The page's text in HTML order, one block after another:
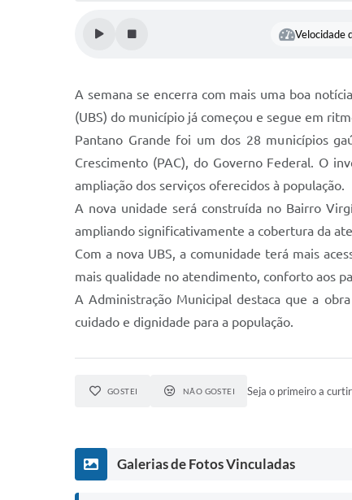
Velocidade
A semana se encerra com mais uma boa
(UBS) do município já começou e segue em
Pantano Grande foi um dos 28 municípios
Crescimento (PAC), do Governo Federal. O
ampliação dos serviços oferecidos à população.
A nova unidade será construída no Bairro
ampliando significativamente a cobertura da
Com a nova UBS, a comunidade terá mais
mais qualidade no atendimento, conforto aos
A Administração Municipal destaca que a
cuidado e dignidade para a população.
GOSTEI NÃO GOSTEI Seja o primeiro a
Galerias de Fotos Vinculadas